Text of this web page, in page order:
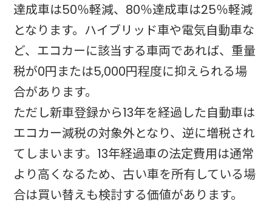
達成車は50％軽減、80％達成車は25％軽減
となります。ハイブリッド車や電気自動車な
ど、エコカーに該当する車両であれば、重量
税が0円または5,000円程度に抑えられる場
合があります。​
ただし新車登録から13年を経過した自動車は
エコカー減税の対象外となり、逆に増税され
てしまいます。13年経過車の法定費用は通常
より高くなるため、古い車を所有している場
合は買い替えも検討する価値があります。​